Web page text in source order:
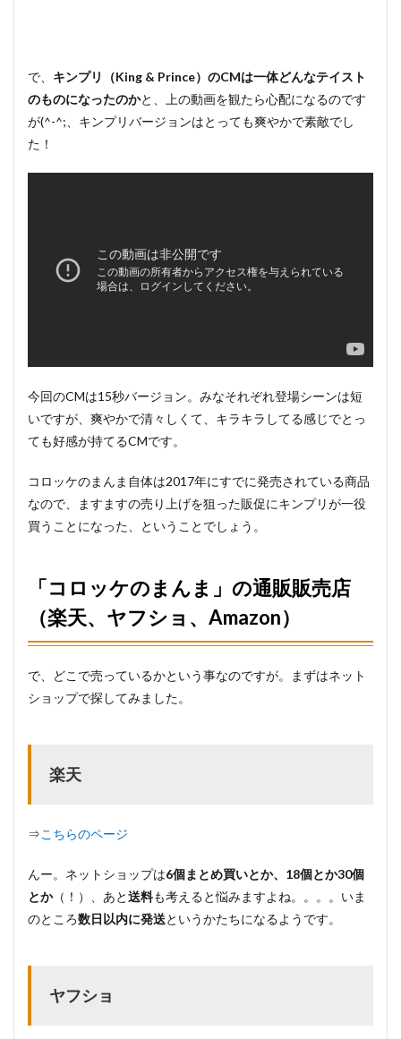
で、 キンプリ（King & Prince）のCMは一体どんなテイスト
のものになったのかと、上の動画を観たら心配になるのです
が(^-^;、キンプリバージョンはとっても爽やかで素敵でし
た！
今回のCMは15秒バージョン。みなそれぞれ登場シーンは短
いですが、爽やかで清々しくて、キラキラしてる感じでとっ
ても好感が持てるCMです。
コロッケのまんま自体は2017年にすでに発売されている商品
なので、ますますの売り上げを狙った販促にキンプリが一役
買うことになった、ということでしょう。
「コロッケのまんま」の通販販売店
（楽天、ヤフショ、Amazon）
で、どこで売っているかという事なのですが。まずはネット
ショップで探してみました。
楽天
⇒こちらのページ
んー。ネットショップは6個まとめ買いとか、18個とか30個
とか（！）、あと送料も考えると悩みますよね。。。。いま
のところ数日以内に発送というかたちになるようです。
ヤフショ